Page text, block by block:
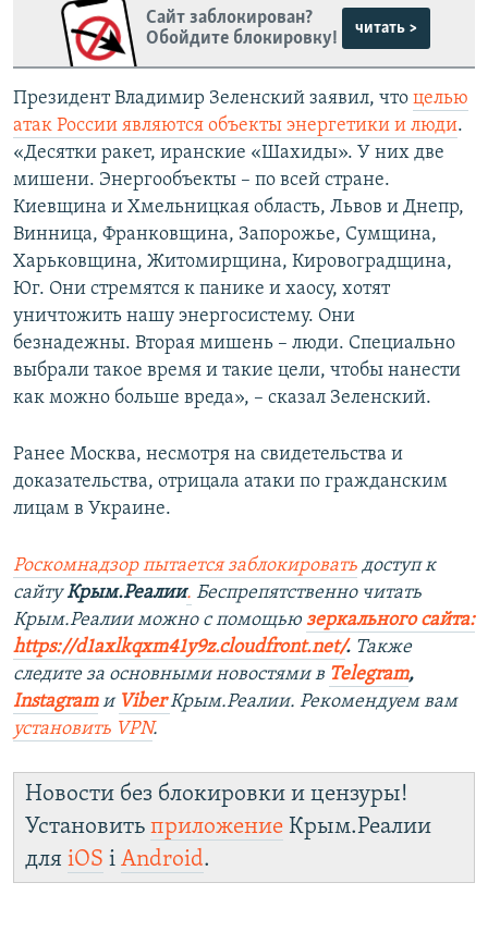
Сайт заблокирован?
Обойдите блокировку!
читать >
Президент Владимир Зеленский заявил, что целью
атак России являются объекты энергетики и люди.
«Десятки ракет, иранские «Шахиды». У них две
мишени. Энергообъекты – по всей стране.
Киевщина и Хмельницкая область, Львов и Днепр,
Винница, Франковщина, Запорожье, Сумщина,
Харьковщина, Житомирщина, Кировоградщина,
Юг. Они стремятся к панике и хаосу, хотят
уничтожить нашу энергосистему. Они
безнадежны. Вторая мишень – люди. Специально
выбрали такое время и такие цели, чтобы нанести
как можно больше вреда», – сказал Зеленский.
Ранее Москва, несмотря на свидетельства и
доказательства, отрицала атаки по гражданским
лицам в Украине.
Роскомнадзор пытается заблокировать доступ к
сайтуКрым.Реалии. Беспрепятственно читать
Крым.Реалии можно с помощью зеркального сайта:
https://d1axlkqxm41y9z.cloudfront.net/. ​ Также
следите за основными новостями в Telegram,
Instagram и ViberКрым.Реалии. Рекомендуем вам
установить VPN.
Новости без блокировки и цензуры!
Установить приложение Крым.Реалии
для iOS і Android.